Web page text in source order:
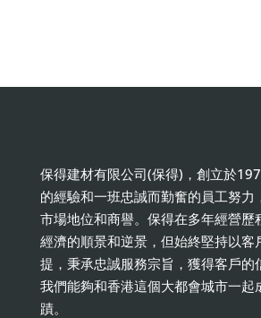
保得建材有限公司(保得)，創立於
的經驗和一班忠誠而勤奮的員工努力
市場地位和商譽。保得在多年經營歷
經濟的順景和逆景，但始終堅持以客
提，秉承忠誠服務宗旨，獲得客戶的
我們能夠和香港這個大都會城市一起
蹟。